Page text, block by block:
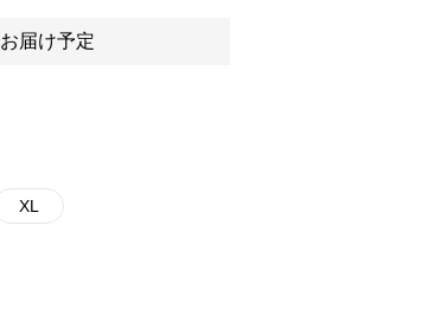
届け予定
XL